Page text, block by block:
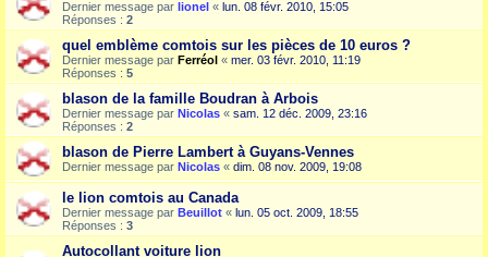
Dernier message par lionel « lun. 08 févr. 2010, 15:05
Réponses : 2
quel emblème comtois sur les pièces de 10 euros ?
Dernier message par Ferréol « mer. 03 févr. 2010, 11:19
Réponses : 5
blason de la famille Boudran à Arbois
Dernier message par Nicolas « sam. 12 déc. 2009, 23:16
Réponses : 2
blason de Pierre Lambert à Guyans-Vennes
Dernier message par Nicolas « dim. 08 nov. 2009, 19:08
le lion comtois au Canada
Dernier message par Beuillot « lun. 05 oct. 2009, 18:55
Réponses : 3
Autocollant voiture lion